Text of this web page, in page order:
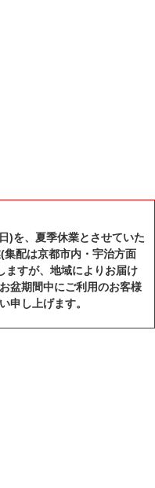
)を、夏季休業とさせていた
配は京都市内・宇治方面
ますが、地域によりお届け
盆期間中にご利用のお客様
申し上げます。